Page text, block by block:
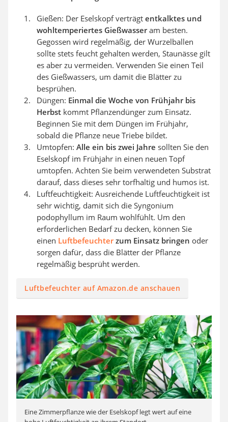
Gießen: Der Eselskopf verträgt entkalktes und
wohltemperiertes Gießwasseram besten.
Gegossen wird regelmäßig, der Wurzelballen
sollte stets feucht gehalten werden, Staunässe gilt
es aber zu vermeiden. Verwenden Sie einen Teil
des Gießwassers, um damit die Blätter zu
besprühen.
Düngen: Einmal die Woche von Frühjahr bis
Herbst kommt Pflanzendünger zum Einsatz.
Beginnen Sie mit dem Düngen im Frühjahr,
sobald die Pflanze neue Triebe bildet.
Umtopfen: Alle ein bis zwei Jahre sollten Sie den
Eselskopf im Frühjahr in einen neuen Topf
umtopfen. Achten Sie beim verwendeten Substrat
darauf, dass dieses sehr torfhaltig und humos ist.
Luftfeuchtigkeit: Ausreichende Luftfeuchtigkeit ist
sehr wichtig, damit sich die Syngonium
podophyllum im Raum wohlfühlt. Um den
erforderlichen Bedarf zu decken, können Sie
einen Luftbefeuchterzum Einsatz bringen oder
sorgen dafür, dass die Blätter der Pflanze
regelmäßig besprüht werden.
Luftbefeuchter auf Amazon.de anschauen
Eine Zimmerpflanze wie der Eselskopf legt wert auf eine